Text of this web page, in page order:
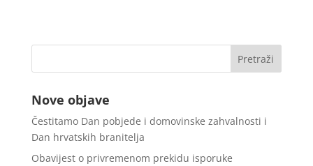
Nove objave
Čestitamo Dan pobjede i domovinske zahvalnosti i
Dan hrvatskih branitelja
Obavijest o privremenom prekidu isporuke